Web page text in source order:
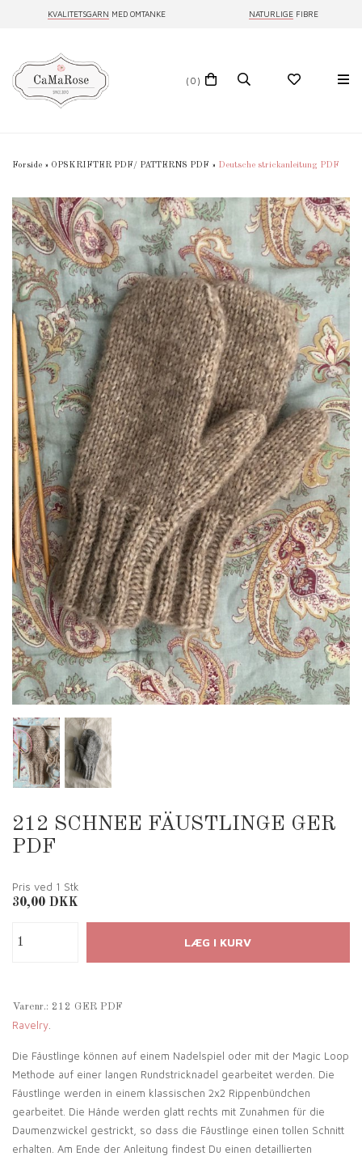
KVALITETSGARN MED OMTANKE NATURLIGE FIBRE
(0)
Forside » OPSKRIFTER PDF/ PATTERNS PDF » Deutsche strickanleitung PDF
212 SCHNEE FÄUSTLINGE GER
PDF
Pris ved 1 Stk
30,00 DKK
Varenr.: 212 GER PDF
Ravelry
Die Fäustlinge können auf einem Nadelspiel oder mit der Magic Loop
Methode auf einer langen Rundstricknadel gearbeitet werden. Die
Fäustlinge werden in einem klassischen 2x2 Rippenbündchen
gearbeitet. Die Hände werden glatt rechts mit Zunahmen für die
Daumenzwickel gestrickt, so dass die Fäustlinge einen tollen Schnitt
erhalten. Am Ende der Anleitung findest Du einen detaillierten